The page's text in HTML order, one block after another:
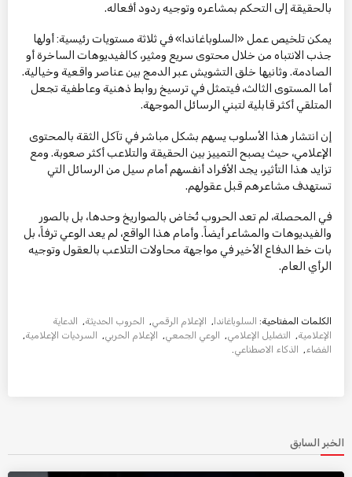
بالحقيقة إلى التحكم بمشاعره وتوجيه ردود أفعاله.
يمكن تلخيص عمل «السلوباغاندا» في ثلاثة مستويات رئيسية: أولها
جذب الانتباه من خلال محتوى سريع ومثير، كالفيديوهات الساخرة أو
الصادمة. وثانيها خلق التشويش عبر الدمج بين عناصر واقعية وخيالية.
أما المستوى الثالث، فيتمثل في ترسيخ روابط ذهنية وعاطفية تجعل
المتلقي أكثر قابلية لتبني الرسائل الموجهة.
إن انتشار هذا الأسلوب يسهم بشكل مباشر في تآكل الثقة بالمحتوى
الإعلامي، حيث يصبح التمييز بين الحقيقة والتلاعب أكثر صعوبة. ومع
تزايد هذا التأثير، يجد الأفراد أنفسهم أمام سيل من الرسائل التي
تستهدف مشاعرهم قبل عقولهم.
في المحصلة، لم تعد الحروب تُخاض بالصواريخ وحدها، بل بالصور
والفيديوهات والمشاعر أيضاً. وأمام هذا الواقع، لم يعد الوعي ترفاً، بل
بات خط الدفاع الأخير في مواجهة محاولات التلاعب بالعقول وتوجيه
الرأي العام.
الكلمات المفتاحية: السلوباغاندا, الإعلام الرقمي, الحروب الحديثة, الدعاية
الإعلامية, التضليل الإعلامي, الوعي الجمعي, الإعلام الحربي, السرديات الإعلامية,
الفضاء, الذكاء الاصطناعي
الخبر السابق